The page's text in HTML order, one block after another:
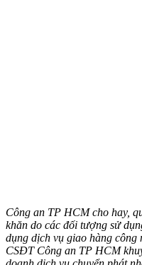
Công an TP HCM cho hay,
khăn do các đối tượng sử
dụng dịch vụ giao hàng công
CSĐT Công an TP HCM